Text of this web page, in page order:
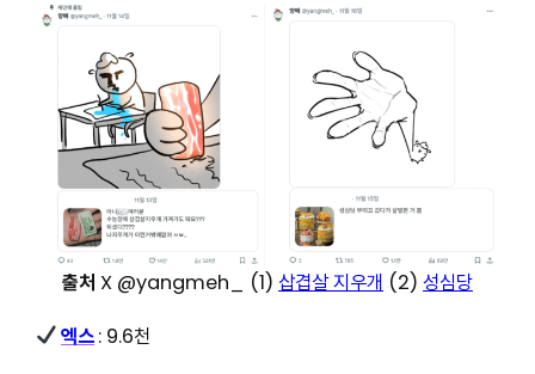
출처 X @yangmeh_ (1) 삽겹살 지우개 (2) 성심당
엑스: 9.6천